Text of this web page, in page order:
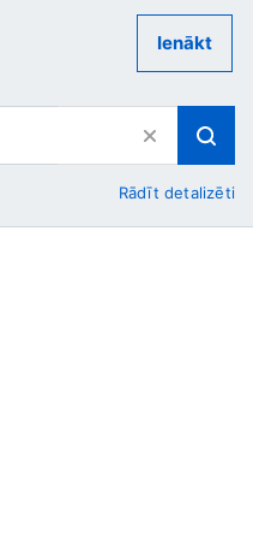
Ienākt
Rādīt detalizēti